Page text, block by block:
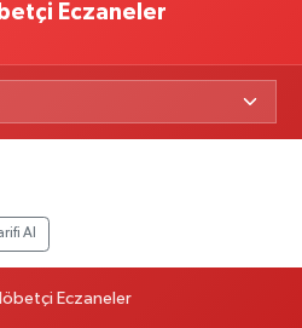
Eczaneler
Al
Eczaneler